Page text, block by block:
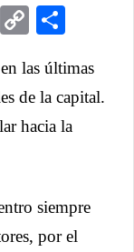
Copy
las últimas
de la capital.
hacia la
siempre
por el